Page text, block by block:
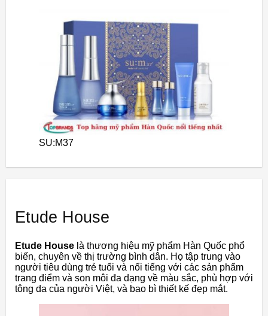
SU:M37
Etude House
Etude House là thương hiệu mỹ phẩm Hàn Quốc phổ
biến, chuyên về thị trường bình dân. Họ tập trung vào
người tiêu dùng trẻ tuổi và nổi tiếng với các sản phẩm
trang điểm và son môi đa dạng về màu sắc, phù hợp với
tông da của người Việt, và bao bì thiết kế đẹp mắt.